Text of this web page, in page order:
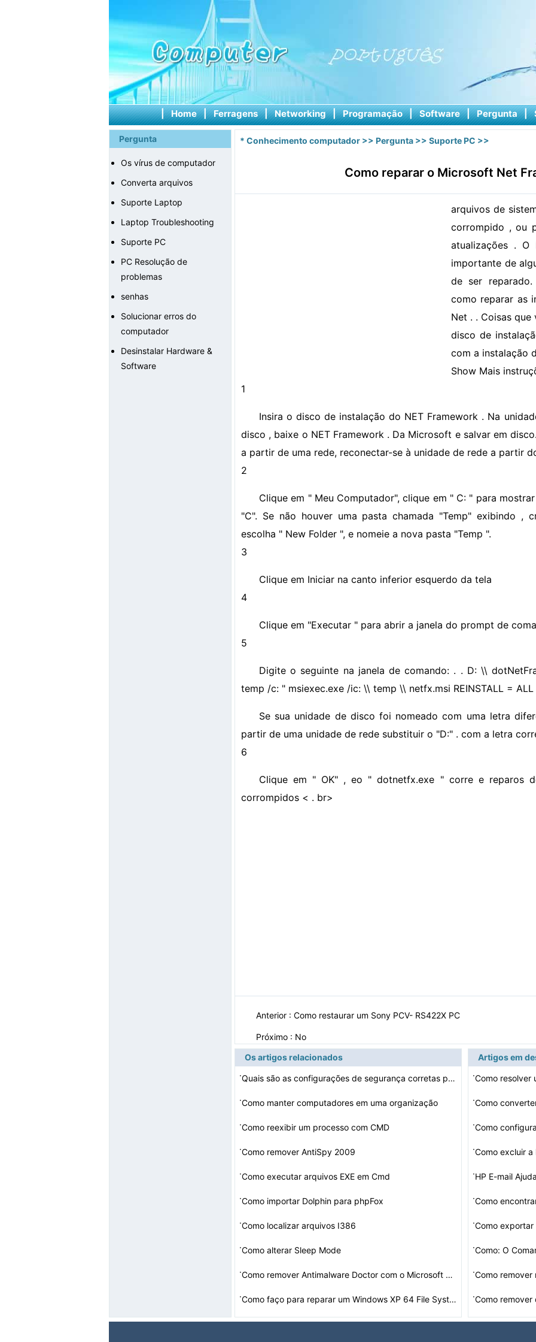
| Home | Ferragens | Networking | Programação | Software | Pergunta |
Pergunta
Os vírus de computador
Converta arquivos
Suporte Laptop
Laptop Troubleshooting
Suporte PC
PC Resolução de
problemas
senhas
Solucionar erros do
computador
Desinstalar Hardware &
Software
* Conhecimento computador >> Pergunta >> Suporte PC >>
Como reparar o Microsoft Net
arquivos de
corrompido , ou
atualizações .
importante de
de ser reparado.
como reparar as
Net . . Coisas que
disco de
com a instalação
Show Mais
1
Insira o disco de instalação do NET Framework . Na
disco , baixe o NET Framework . Da Microsoft e salvar em
a partir de uma rede, reconectar-se à unidade de rede a partir
2
Clique em " Meu Computador", clique em " C: " para
"C". Se não houver uma pasta chamada "Temp" exibindo
escolha " New Folder ", e nomeie a nova pasta "Temp ".
3
Clique em Iniciar na canto inferior esquerdo da tela
4
Clique em "Executar " para abrir a janela do prompt de
5
Digite o seguinte na janela de comando: . . D: \\
temp /c: " msiexec.exe /ic: \\ temp \\ netfx.msi REINSTALL = ALL
Se sua unidade de disco foi nomeado com uma letra
partir de uma unidade de rede substituir o "D:" . com a letra
6
Clique em " OK" , eo " dotnetfx.exe " corre e reparos
corrompidos < . br>
Anterior : Como restaurar um Sony PCV- RS422X PC
Próximo : No
Os artigos relacionados
·
Quais são as configurações de segurança corretas pa…
·Como manter computadores em uma organização
·Como reexibir um processo com CMD
·Como remover AntiSpy 2009
·Como executar arquivos EXE em Cmd
·Como importar Dolphin para phpFox
·Como localizar arquivos I386
·Como alterar Sleep Mode
· Como remover Antimalware Doctor com o Microsoft Securit…
· Como faço para reparar um Windows XP 64 File System Co…
Artigos em
·
·Como
·
·Como excluir
·HP E-mail Ajuda
·Como
·Como exportar
·
·Como remover
·Como remover